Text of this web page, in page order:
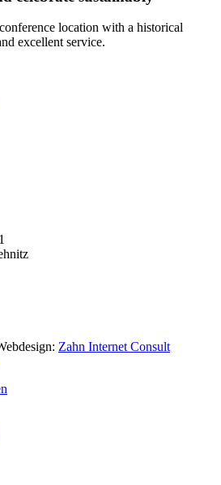
location with a historical
excellent service.
Zahn Internet Consult